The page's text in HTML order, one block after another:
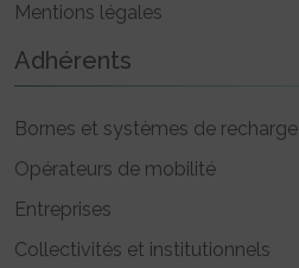
Mentions légales
Adhérents
Bornes et systèmes de recharge
Opérateurs de mobilité
Entreprises
Collectivités et institutionnels